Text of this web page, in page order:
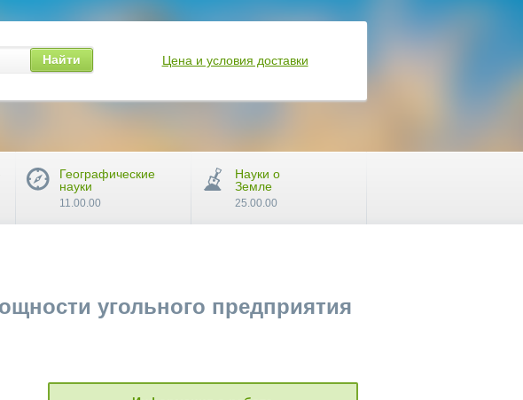
угольного предприятия
Найти Цена и условия доставки
Географические
науки
11.00.00
Науки о
Земле
25.00.00